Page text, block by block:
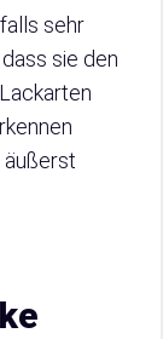
sehr
sie den
äußerst